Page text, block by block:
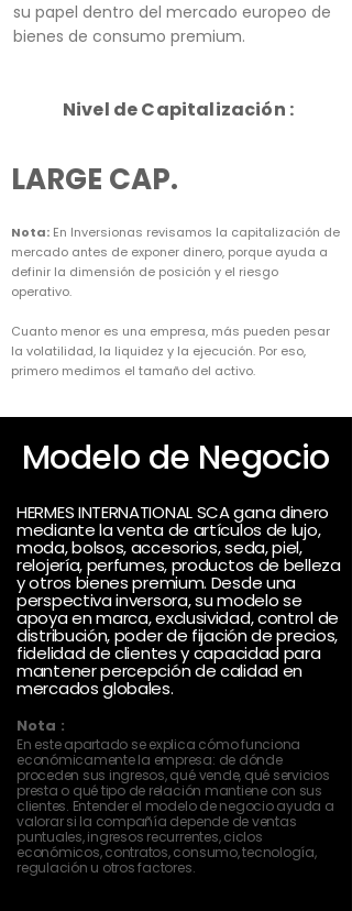
su papel dentro del mercado europeo de
bienes de consumo premium.
Nivel de Capitalización :
LARGE CAP.
Nota: En Inversionas revisamos la capitalización de
mercado antes de exponer dinero, porque ayuda a
definir la dimensión de posición y el riesgo
operativo.
Cuanto menor es una empresa, más pueden pesar
la volatilidad, la liquidez y la ejecución. Por eso,
primero medimos el tamaño del activo.
Modelo de Negocio
HERMES INTERNATIONAL SCA gana dinero
mediante la venta de artículos de lujo,
moda, bolsos, accesorios, seda, piel,
relojería, perfumes, productos de belleza
y otros bienes premium. Desde una
perspectiva inversora, su modelo se
apoya en marca, exclusividad, control de
distribución, poder de fijación de precios,
fidelidad de clientes y capacidad para
mantener percepción de calidad en
mercados globales.
Nota :
En este apartado se explica cómo funciona
económicamente la empresa: de dónde
proceden sus ingresos, qué vende, qué servicios
presta o qué tipo de relación mantiene con sus
clientes. Entender el modelo de negocio ayuda a
valorar si la compañía depende de ventas
puntuales, ingresos recurrentes, ciclos
económicos, contratos, consumo, tecnología,
regulación u otros factores.